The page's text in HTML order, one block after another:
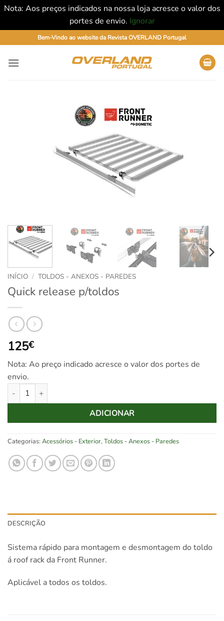
Nota: Aos preços indicados na nossa loja acresce o valor dos
portes de envio. Ignorar
to
content
Bem-Vindo ao website da Revista OVERLAND Portugal
INÍCIO / TOLDOS - ANEXOS - PAREDES
Quick release p/toldos
125€
Nota: Ao preço indicado acresce o valor dos portes de
envio.
Quantidade de Quick release p/toldos
ADICIONAR
Categorias: Acessórios - Exterior, Toldos - Anexos - Paredes
DESCRIÇÃO
Sistema rápido para montagem e desmontagem do toldo
á roof rack da Front Runner.
Aplicável a todos os toldos.